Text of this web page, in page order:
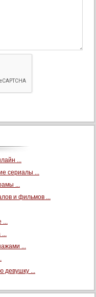
...
сериалы ...
...
и фильмов ...
...
...
...
девушку ...